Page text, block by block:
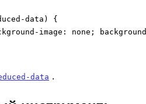
data) {
image: none;
data .